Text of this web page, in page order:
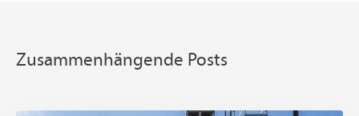
Zusammenhängende Posts